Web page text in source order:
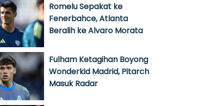
Romelu Sepakat ke
Fenerbahce, Atlanta
Beralih ke Alvaro Morata
Fulham Ketagihan Boyong
Wonderkid Madrid, Pitarch
Masuk Radar